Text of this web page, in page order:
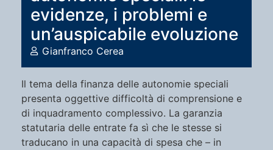
evidenze, i problemi e
un’auspicabile evoluzione
Gianfranco Cerea
Il tema della finanza delle autonomie speciali
presenta oggettive difficoltà di comprensione e
di inquadramento complessivo. La garanzia
statutaria delle entrate fa sì che le stesse si
traducano in una capacità di spesa che – in